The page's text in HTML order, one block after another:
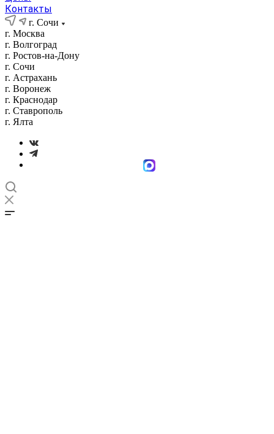
Контакты
г. Сочи
г. Москва
г. Волгоград
г. Ростов-на-Дону
г. Сочи
г. Астрахань
г. Воронеж
г. Краснодар
г. Ставрополь
г. Ялта